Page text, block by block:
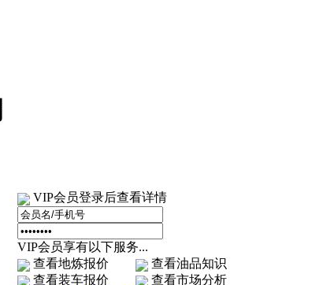
VIP会员登录后查看详情
VIP会员享有以下服务...
查看地炼报价
查看油品知识
查看装车报价
查看市场分析